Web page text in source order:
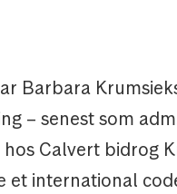
Barbara
– senest som
Calvert bidrog
et international